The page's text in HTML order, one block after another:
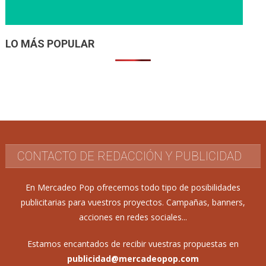
LO MÁS POPULAR
CONTACTO DE REDACCIÓN Y PUBLICIDAD
En Mercadeo Pop ofrecemos todo tipo de posibilidades
publicitarias para vuestros proyectos. Campañas, banners,
acciones en redes sociales...
Estamos encantados de recibir vuestras propuestas en
publicidad@mercadeopop.com